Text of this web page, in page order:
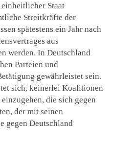
Staat
Streitkräfte der
spätestens ein Jahr nach
aus
werden. In Deutschland
Parteien und
gewährleistet sein.
sich, keinerlei Koalitionen
die sich gegen
der mit seinen
gegen Deutschland